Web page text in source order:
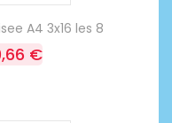
A4 3x16 les 8
€